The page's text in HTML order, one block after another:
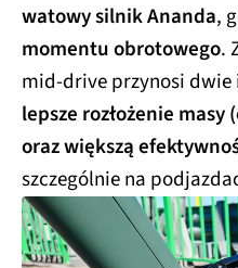
watowy silnik Ananda,
momentu obrotowego.
mid-drive przynosi dwie
lepsze rozłożenie
oraz większą
szczególnie na